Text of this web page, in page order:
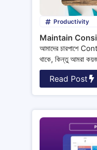
Productivity
Maintain
আমাদের চারপাশে
থাকে, কিন্তু আমরা
Read Post